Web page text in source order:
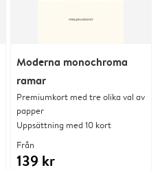
Moderna monochroma
ramar
Premiumkort med tre olika val av
papper
Uppsättning med 10 kort
Från
139 kr